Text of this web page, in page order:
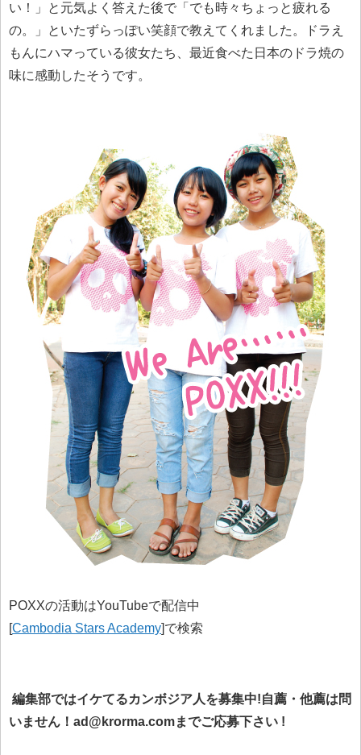
い！」と元気よく答えた後で「でも時々ちょっと疲れる
の。」といたずらっぽい笑顔で教えてくれました。ドラえ
もんにハマっている彼女たち、最近食べた日本のドラ焼の
味に感動したそうです。
POXXの活動はYouTubeで配信中
[Cambodia Stars Academy]で検索
編集部ではイケてるカンボジア人を募集中!自薦・他薦は問
いません！ad@krorma.comまでご応募下さい !